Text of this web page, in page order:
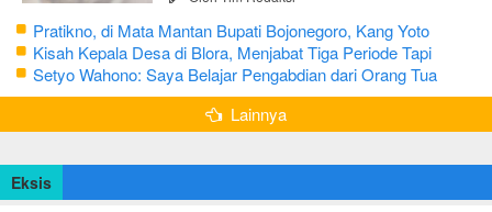
Pratikno, di Mata Mantan Bupati Bojonegoro, Kang Yoto
Kisah Kepala Desa di Blora, Menjabat Tiga Periode Tapi
Masih Hidup Sederhana
Setyo Wahono: Saya Belajar Pengabdian dari Orang Tua
Lainnya
Eksis